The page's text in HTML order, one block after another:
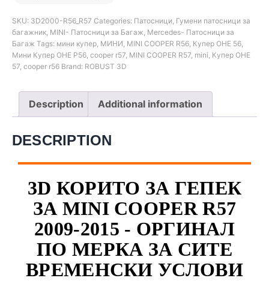
SKU: 3D2000-R56_R57 Categories: Патосници Гумени патосници за
багажник MINI- Патосници за Багаж Mercedes- Патосници за
Багаж Tags: мини купер МИНИ MINI COOPER R56 Купер ОНЕ 56
Мини Купер ОНЕ Р56 cooper r57 MINI COOPER R57 mini Купер ОНЕ
57 cooper r56 Brand: ROBUST 3D
Description Additional information
DESCRIPTION
3D КОРИТО ЗА ГЕПЕК
ЗА MINI COOPER R57
2009-2015 - ОРГИНАЛ
ПО МЕРКА ЗА СИТЕ
ВРЕМЕНСКИ УСЛОВИ